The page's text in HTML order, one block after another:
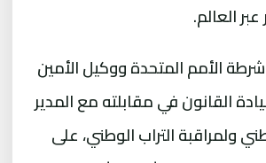
العالم.
الأمم المتحدة ووكيل الأمين
القانون في مقابلته مع المدير
ولمراقبة التراب الوطني، على